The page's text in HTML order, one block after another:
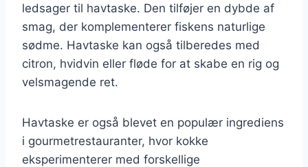
ledsager til havtaske. Den tilføjer en dybde af
smag, der komplementerer fiskens naturlige
sødme. Havtaske kan også tilberedes med
citron, hvidvin eller fløde for at skabe en rig og
velsmagende ret.
Havtaske er også blevet en populær ingrediens
i gourmetrestauranter, hvor kokke
eksperimenterer med forskellige